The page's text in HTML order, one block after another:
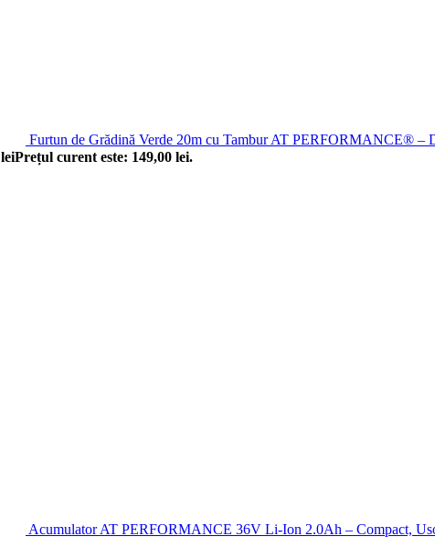
Furtun de Grădină Verde 20m cu Tambur AT PERFORMANCE® –
leiPrețul curent este: 149,00 lei.
Acumulator AT PERFORMANCE 36V Li-Ion 2.0Ah – Compact,